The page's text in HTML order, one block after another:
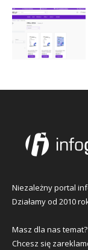
Niezależny portal
Działamy od 2010
Masz dla nas temat?
Chcesz się